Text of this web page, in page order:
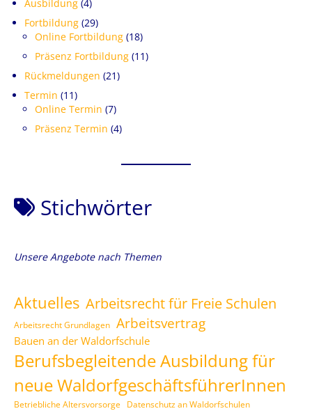
Ausbildung (4)
Fortbildung (29)
Online Fortbildung (18)
Präsenz Fortbildung (11)
Rückmeldungen (21)
Termin (11)
Online Termin (7)
Präsenz Termin (4)
Stichwörter
Unsere Angebote nach Themen
Aktuelles Arbeitsrecht für Freie Schulen
Arbeitsrecht Grundlagen Arbeitsvertrag
Bauen an der Waldorfschule
Berufsbegleitende Ausbildung für
neue WaldorfgeschäftsführerInnen
Betriebliche Altersvorsorge Datenschutz an Waldorfschulen